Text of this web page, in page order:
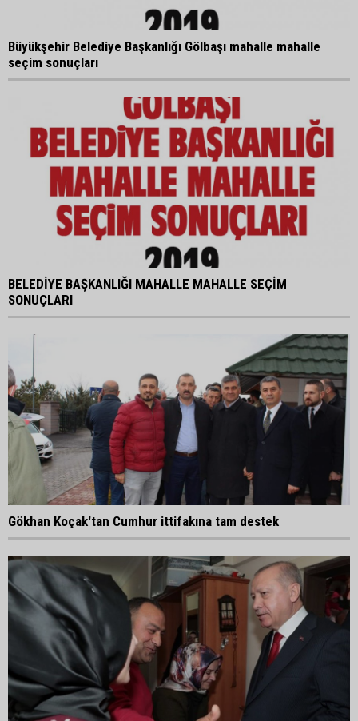
Büyükşehir Belediye Başkanlığı Gölbaşı mahalle mahalle
seçim sonuçları
BELEDİYE BAŞKANLIĞI MAHALLE MAHALLE SEÇİM
SONUÇLARI
Gökhan Koçak'tan Cumhur ittifakına tam destek